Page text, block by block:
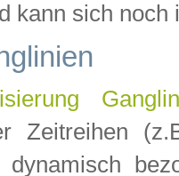
kann sich noch
Zeitreihen
dynamisch